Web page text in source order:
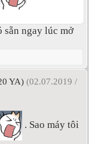
sẵn ngay lúc mở
YA) (02.07.2019 /
. Sao máy tôi